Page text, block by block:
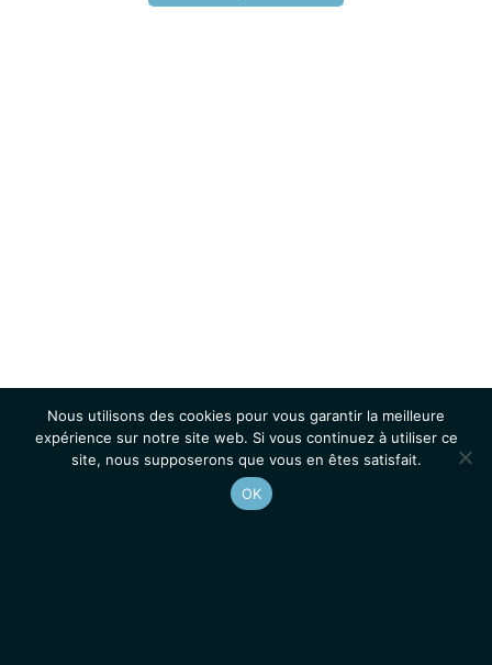
Nous utilisons des cookies pour vous garantir la meilleure
expérience sur notre site web. Si vous continuez à utiliser ce
site, nous supposerons que vous en êtes satisfait.
OK